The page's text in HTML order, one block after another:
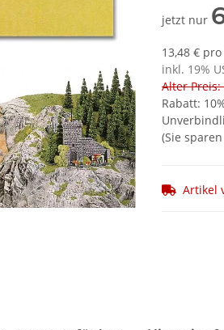
jetzt nur
13,48 €
inkl. 19%
Alter Preis:
Rabatt:
(Sie sparen
Artikel